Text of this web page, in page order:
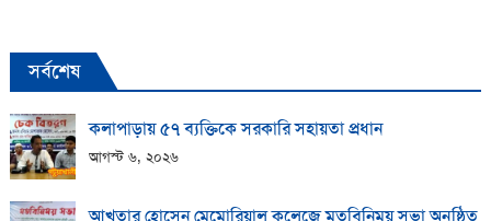
সর্বশেষ
কলাপাড়ায় ​৫৭ ব্যক্তিকে সরকারি সহায়তা প্রধান
আগস্ট ৬, ২০২৬
আখতার হোসেন মেমোরিয়াল কলেজে মতবিনিময় সভা অনুষ্ঠিত